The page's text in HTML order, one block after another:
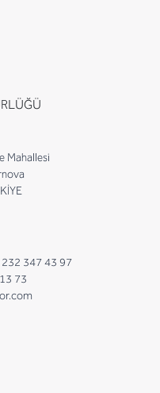
Mahallesi
347 43 97
73